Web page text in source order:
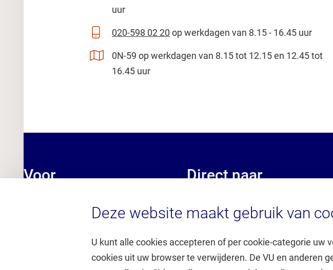
uur
020-598 02 20 op werkdagen van 8.15 - 16.45 uur
0N-59 op werkdagen van 8.15 tot 12.15 en 12.45 tot
16.45 uur
Deze website maakt gebruik van
U kunt alle cookies accepteren of per cookie-categorie uw
cookies uit uw browser te verwijderen. De VU en anderen
Voor
1e-jaarsstudenten
Direct naar
Mediatheek
Samenwerking UvA/VU
Schrijfwijzer
Studiegids